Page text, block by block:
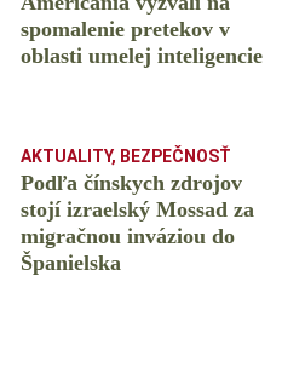
spomalenie pretekov v
oblasti umelej inteligencie
AKTUALITY, BEZPEČNOSŤ
Podľa čínskych zdrojov
stojí izraelský Mossad za
migračnou inváziou do
Španielska